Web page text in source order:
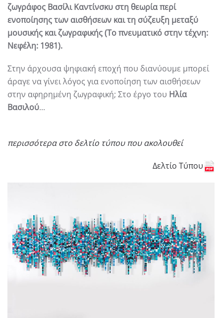
ζωγράφος Βασίλι Καντίνσκυ στη θεωρία περί
ενοποίησης των αισθήσεων και τη σύζευξη μεταξύ
μουσικής και ζωγραφικής (Το πνευματικό στην τέχνη:
Νεφέλη: 1981).
Στην άρχουσα ψηφιακή εποχή που διανύουμε μπορεί
άραγε να γίνει λόγος για ενοποίηση των αισθήσεων
στην αφηρημένη ζωγραφική; Στο έργο του Ηλία
Βασιλού...
περισσότερα στο δελτίο τύπου που ακολουθεί
Δελτίο Τύπου